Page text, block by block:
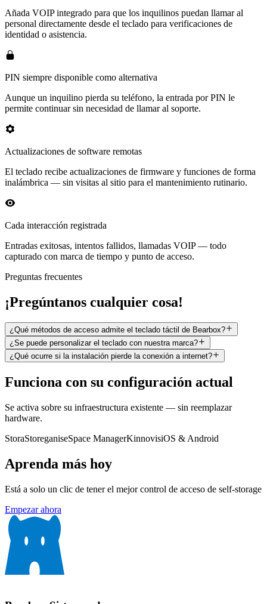
Añada VOIP integrado para que los inquilinos puedan llamar al
personal directamente desde el teclado para verificaciones de
identidad o asistencia.
PIN siempre disponible como alternativa
Aunque un inquilino pierda su teléfono, la entrada por PIN le
permite continuar sin necesidad de llamar al soporte.
Actualizaciones de software remotas
El teclado recibe actualizaciones de firmware y funciones de forma
inalámbrica — sin visitas al sitio para el mantenimiento rutinario.
Cada interacción registrada
Entradas exitosas, intentos fallidos, llamadas VOIP — todo
capturado con marca de tiempo y punto de acceso.
Preguntas frecuentes
¡Pregúntanos cualquier cosa!
¿Qué métodos de acceso admite el teclado táctil de Bearbox?
¿Se puede personalizar el teclado con nuestra marca?
¿Qué ocurre si la instalación pierde la conexión a internet?
Funciona con su configuración actual
Se activa sobre su infraestructura existente — sin reemplazar
hardware.
StoraStoreganiseSpace ManagerKinnovisiOS & Android
Aprenda más hoy
Está a solo un clic de tener el mejor control de acceso de self-storage
Empezar ahora